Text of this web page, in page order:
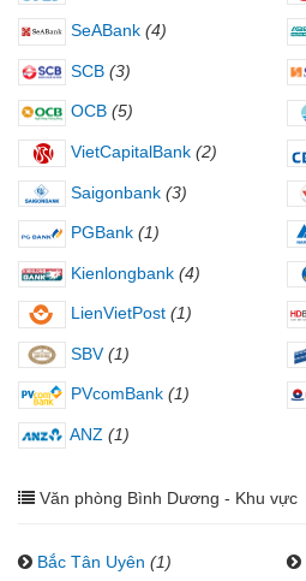
SeABank (4)
SCB (3)
OCB (5)
VietCapitalBank (2)
Saigonbank (3)
PGBank (1)
Kienlongbank (4)
LienVietPost (1)
SBV (1)
PVcomBank (1)
ANZ (1)
Văn phòng Bình Dương - Khu vực
Bắc Tân Uyên (1)